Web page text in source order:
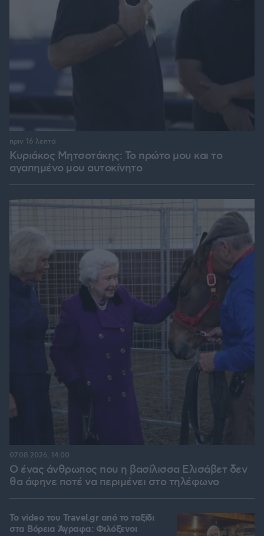
Κυριάκος Μητσοτάκης: Το πρώτο μου και το
αγαπημένο μου αυτοκίνητο
πριν 16 λεπτά
Ο ένας άνθρωπος που η βασίλισσα Ελισάβετ δεν
θα άφηνε ποτέ να περιμένει στο τηλέφωνο
07.08.2026, 14:00
To video του Travel.gr από το ταξίδι
στα Βόρεια Άγραφα: Φιλόξενοι